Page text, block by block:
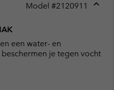
Model #2120911
een water- en
je tegen vocht